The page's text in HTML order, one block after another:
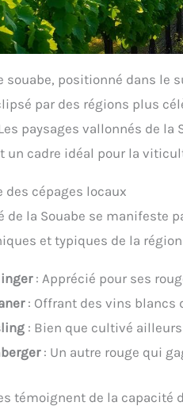
souabe, positionné dans le
par des régions plus
paysages vallonnés de la
un cadre idéal pour la
des cépages locaux
de la Souabe se manifeste
et typiques de la région
: Apprécié pour ses
: Offrant des vins blancs
: Bien que cultivé
: Un autre rouge qui
témoignent de la